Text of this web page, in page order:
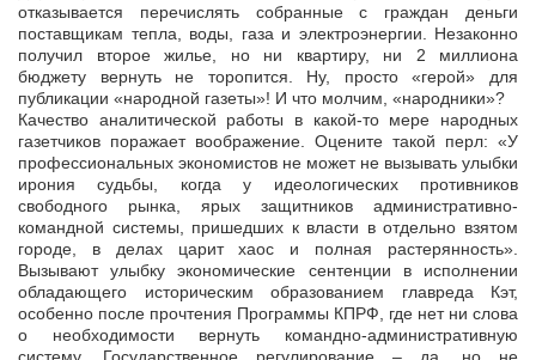
отказывается перечислять собранные с граждан деньги
поставщикам тепла, воды, газа и электроэнергии. Незаконно
получил второе жилье, но ни квартиру, ни 2 миллиона
бюджету вернуть не торопится. Ну, просто «герой» для
публикации «народной газеты»! И что молчим, «народники»?
Качество аналитической работы в какой-то мере народных
газетчиков поражает воображение. Оцените такой перл: «У
профессиональных экономистов не может не вызывать улыбки
ирония судьбы, когда у идеологических противников
свободного рынка, ярых защитников административно-
командной системы, пришедших к власти в отдельно взятом
городе, в делах царит хаос и полная растерянность».
Вызывают улыбку экономические сентенции в исполнении
обладающего историческим образованием главреда Кэт,
особенно после прочтения Программы КПРФ, где нет ни слова
о необходимости вернуть командно-административную